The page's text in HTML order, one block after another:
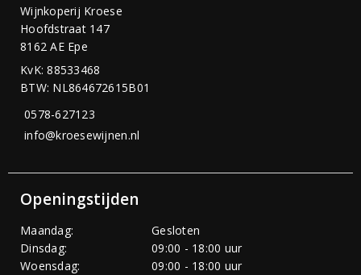
Wijnkoperij Kroese
Hoofdstraat 147
8162 AE Epe
KvK: 88533468
BTW: NL864672615B01
0578-627123
info@kroesewijnen.nl
Openingstijden
Maandag:
Gesloten
Dinsdag:
09:00 - 18:00 uur
Woensdag:
09:00 - 18:00 uur